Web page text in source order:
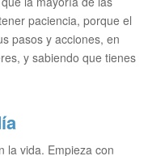
paciencia, porque el
pasos y acciones, en
y sabiendo que tienes
la vida. Empieza con